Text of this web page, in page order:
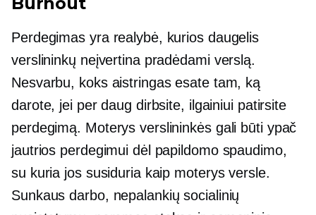
Perdegimas yra realybė, kurios daugelis
verslininkų neįvertina pradėdami verslą.
Nesvarbu, koks aistringas esate tam, ką
darote, jei per daug dirbsite, ilgainiui patirsite
perdegimą. Moterys verslininkės gali būti ypač
jautrios perdegimui dėl papildomo spaudimo,
su kuria jos susiduria kaip moterys versle.
Sunkaus darbo, nepalankių socialinių